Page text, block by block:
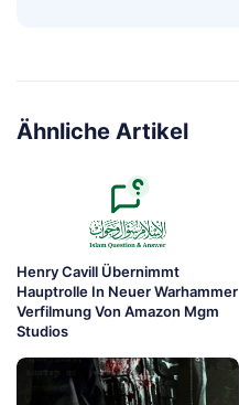
Ähnliche Artikel
Henry Cavill Übernimmt
Hauptrolle In Neuer Warhammer
Verfilmung Von Amazon Mgm
Studios